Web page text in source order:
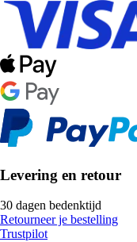
Levering en retour
30 dagen bedenktijd
Retourneer je bestelling
Trustpilot